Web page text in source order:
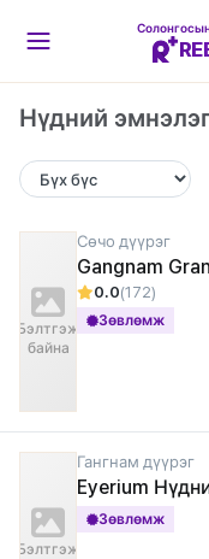
Нүдний
Бэлтгэж
байна
Сөчо дүүрэг
Gangnam
0.0(172)
Зөвлөмж
Бэлтгэж
Гангнам дүүрэг
Eyerium
Зөвлөмж